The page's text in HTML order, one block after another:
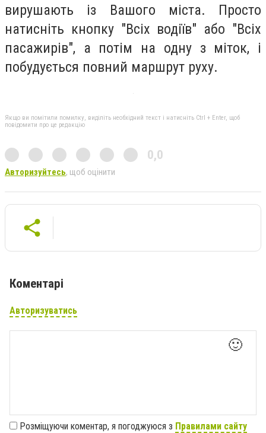
вирушають із Вашого міста. Просто
натисніть кнопку "Всіх водіїв" або "Всіх
пасажирів", а потім на одну з міток, і
побудується повний маршрут руху.
Якщо ви помітили помилку, виділіть необхідний текст і натисніть Ctrl + Enter, щоб
повідомити про це редакцію
0,0
Авторизуйтесь, щоб оцінити
Коментарі
Авторизуватись
🙂
Розміщуючи коментар, я погоджуюся з Правилами сайту